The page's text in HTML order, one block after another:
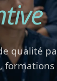
qualité